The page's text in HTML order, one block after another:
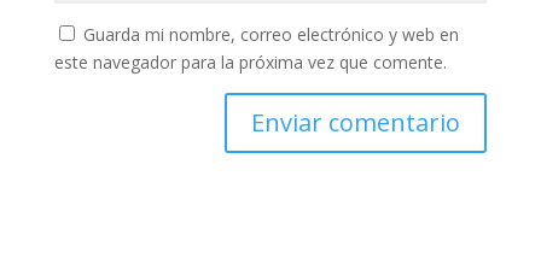
Guarda mi nombre, correo electrónico y web en
este navegador para la próxima vez que comente.